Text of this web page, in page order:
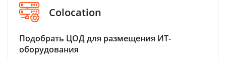
Colocation
Подобрать ЦОД для размещения ИТ-
оборудования